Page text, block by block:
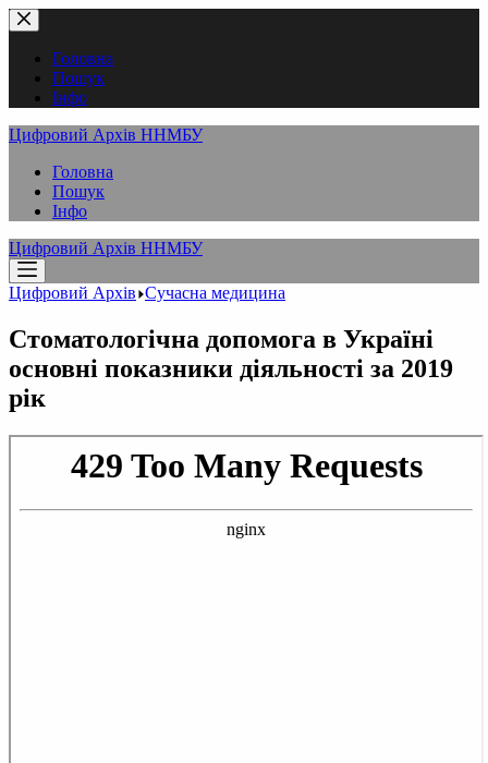
Перейти
до
вмістуГоловна
Пошук
Інфо
Цифровий Архів ННМБУ
Головна
Пошук
Інфо
Цифровий Архів ННМБУ
Цифровий Архів Сучасна медицина
Стоматологічна допомога в Україні
основні показники діяльності за 2019
рік